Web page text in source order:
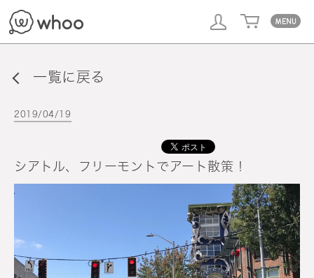
一覧に戻る
2019/04/19
シアトル、フリーモントでアート散策！